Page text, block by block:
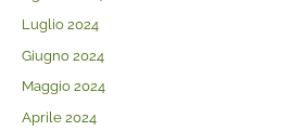
Luglio 2024
Giugno 2024
Maggio 2024
Aprile 2024